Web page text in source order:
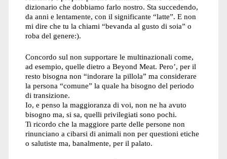
dizionario che dobbiamo farlo nostro. Sta succedendo,
da anni e lentamente, con il significante “latte”. E non
mi dire che tu la chiami “bevanda al gusto di soia” o
roba del genere:).
Concordo sul non supportare le multinazionali come,
ad esempio, quelle dietro a Beyond Meat. Pero’, per il
resto bisogna non “indorare la pillola” ma considerare
la persona “comune” la quale ha bisogno del periodo
di transizione.
Io, e penso la maggioranza di voi, non ne ha avuto
bisogno ma, si sa, quelli privilegiati sono pochi.
Ti ricordo che la maggiore parte delle persone non
rinunciano a cibarsi di animali non per questioni etiche
o salutiste ma, banalmente, per il palato.